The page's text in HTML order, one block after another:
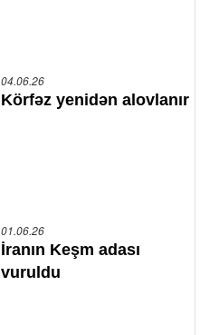
04.06.26
Körfəz yenidən alovlanır
01.06.26
İranın Keşm adası
vuruldu